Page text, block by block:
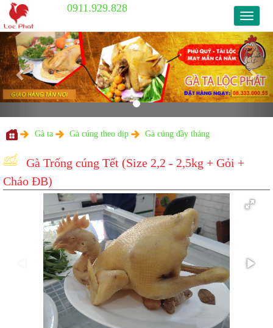
0911.929.828
Previous
Gà Trống cúng Tết (Size 2,2 -
Cháo ĐB)